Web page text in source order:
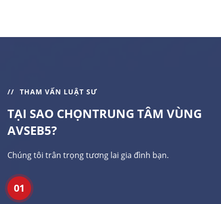
THAM VẤN LUẬT SƯ
TẠI SAO CHỌNTRUNG TÂM VÙNG
AVSEB5?
Chúng tôi trân trọng tương lai gia đình bạn.
01